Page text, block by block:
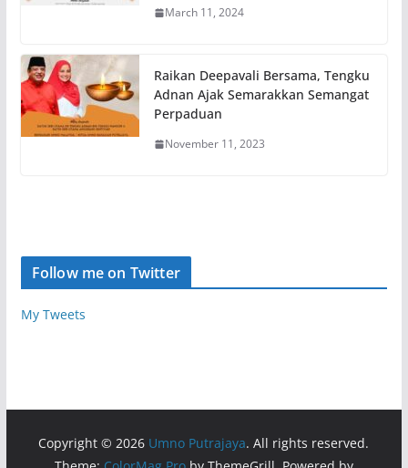
March 11, 2024
Raikan Deepavali Bersama, Tengku
Adnan Ajak Semarakkan Semangat
Perpaduan
November 11, 2023
Follow me on Twitter
My Tweets
Copyright © 2026 Umno Putrajaya. All rights reserved.